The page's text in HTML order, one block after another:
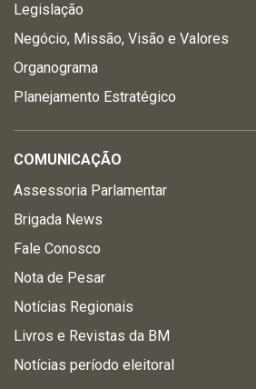
Legislação
Negócio, Missão, Visão e Valores
Organograma
Planejamento Estratégico
COMUNICAÇÃO
Assessoria Parlamentar
Brigada News
Fale Conosco
Nota de Pesar
Notícias Regionais
Livros e Revistas da BM
Notícias período eleitoral